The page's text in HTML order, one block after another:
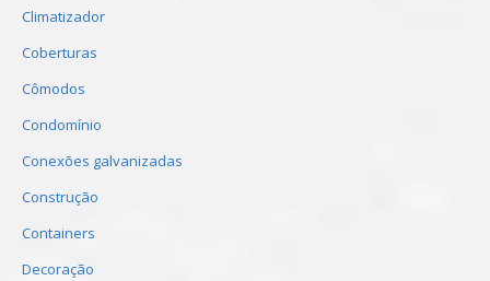
Climatizador
Coberturas
Cômodos
Condomínio
Conexões galvanizadas
Construção
Containers
Decoração